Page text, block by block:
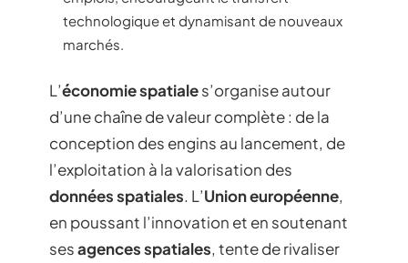
technologique et dynamisant de nouveaux
marchés.
L’économie spatiales’organise autour
d’une chaîne de valeur complète : de la
conception des engins au lancement, de
l’exploitation à la valorisation des
données spatiales. L’Union européenne,
en poussant l’innovation et en soutenant
sesagences spatiales, tente de rivaliser